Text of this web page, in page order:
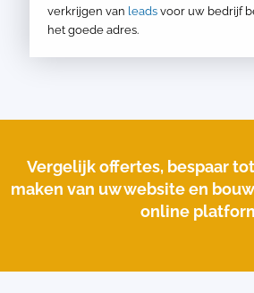
verkrijgen van leads voor uw bedrijf
het goede adres.
Vergelijk offertes, bespaar
maken van uw website en
online